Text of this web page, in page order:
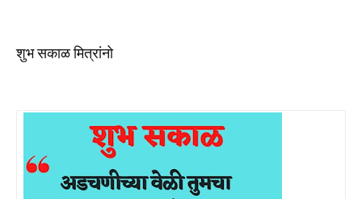
शुभ सकाळ मित्रांनो